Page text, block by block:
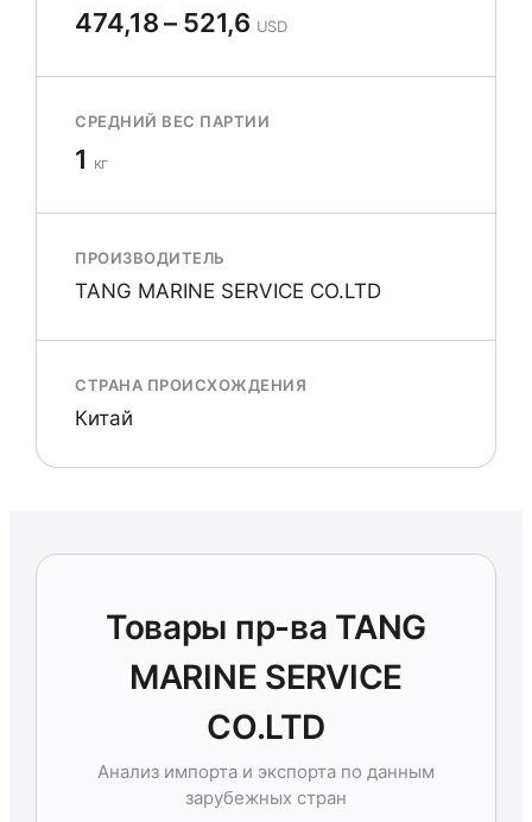
474,18 – 521,6 USD
СРЕДНИЙ ВЕС ПАРТИИ
1 кг
ПРОИЗВОДИТЕЛЬ
TANG MARINE SERVICE CO.LTD
СТРАНА ПРОИСХОЖДЕНИЯ
Китай
Товары пр-ва TANG
MARINE SERVICE
CO.LTD
Анализ импорта и экспорта по данным
зарубежных стран